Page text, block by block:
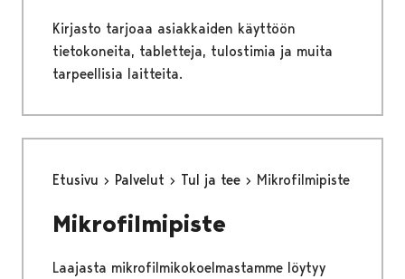
Kirjasto tarjoaa asiakkaiden käyttöön
tietokoneita, tabletteja, tulostimia ja muita
tarpeellisia laitteita.
Etusivu Palvelut Tul ja tee Mikrofilmipiste
Mikrofilmipiste
Laajasta mikrofilmikokoelmastamme löytyy